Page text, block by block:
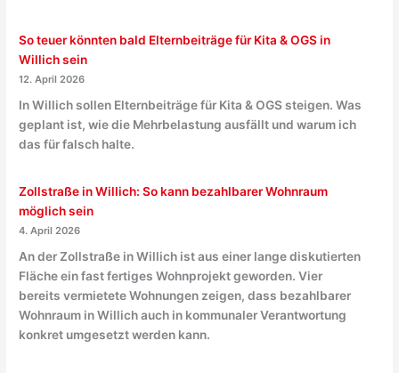
So teuer könnten bald Elternbeiträge für Kita & OGS in
Willich sein
12. April 2026
In Willich sollen Elternbeiträge für Kita & OGS steigen. Was
geplant ist, wie die Mehrbelastung ausfällt und warum ich
das für falsch halte.
Zollstraße in Willich: So kann bezahlbarer Wohnraum
möglich sein
4. April 2026
An der Zollstraße in Willich ist aus einer lange diskutierten
Fläche ein fast fertiges Wohnprojekt geworden. Vier
bereits vermietete Wohnungen zeigen, dass bezahlbarer
Wohnraum in Willich auch in kommunaler Verantwortung
konkret umgesetzt werden kann.